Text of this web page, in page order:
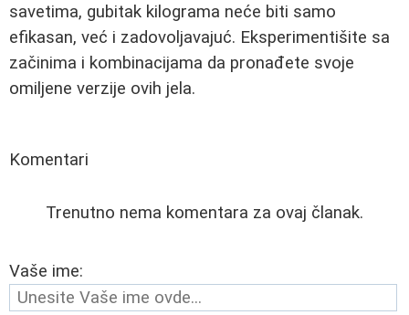
savetima, gubitak kilograma neće biti samo
efikasan, već i zadovoljavajuć. Eksperimentišite sa
začinima i kombinacijama da pronađete svoje
omiljene verzije ovih jela.
Komentari
Trenutno nema komentara za ovaj članak.
Vaše ime: